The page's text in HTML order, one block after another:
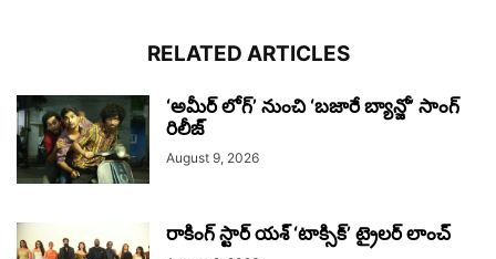
RELATED ARTICLES
‘అమీర్ లోగ్’ నుంచి ‘బజారే బ్యాన్జో’ సాంగ్
రిలీజ్
August 9, 2026
రాకింగ్ స్టార్ యశ్ ‘టాక్సిక్’ ట్రైలర్ లాంచ్